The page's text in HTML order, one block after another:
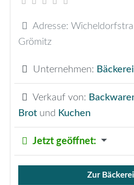
Adresse:
Grömitz
Unternehmen: Bäckerei
Verkauf von:
Brot und Kuchen
Jetzt geöffnet:
Verkauf von Brötchen,
Zur Bäckerei